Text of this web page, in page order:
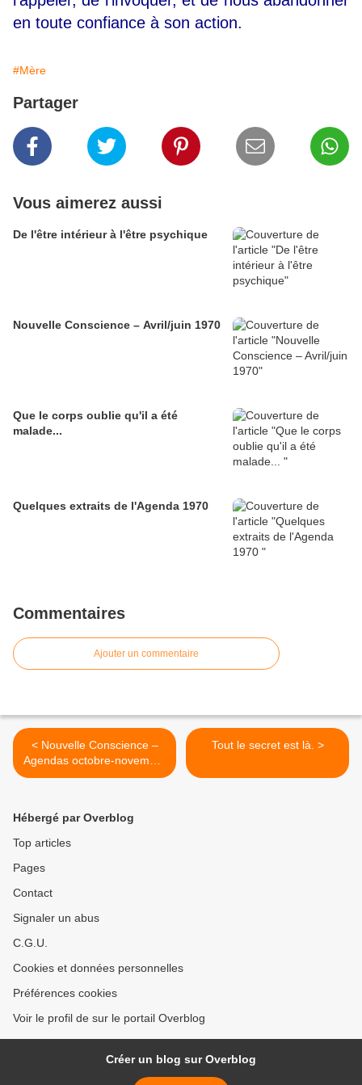
en toute confiance à son action.
#Mère
Partager
Vous aimerez aussi
De l'être intérieur à l'être psychique
Nouvelle Conscience – Avril/juin 1970
Que le corps oublie qu'il a été
malade...
Quelques extraits de l'Agenda 1970
Commentaires
Ajouter un commentaire
< Nouvelle Conscience –
Agendas octobre-novembre
1969
Tout le secret est là. >
Hébergé par Overblog
Top articles
Pages
Contact
Signaler un abus
C.G.U.
Cookies et données personnelles
Préférences cookies
Voir le profil de sur le portail Overblog
Créer un blog sur Overblog